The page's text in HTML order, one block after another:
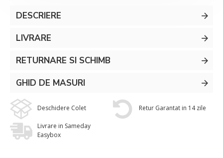
DESCRIERE
LIVRARE
RETURNARE SI SCHIMB
GHID DE MASURI
Deschidere Colet Retur Garantat in 14 zile
Livrare in Sameday
Easybox